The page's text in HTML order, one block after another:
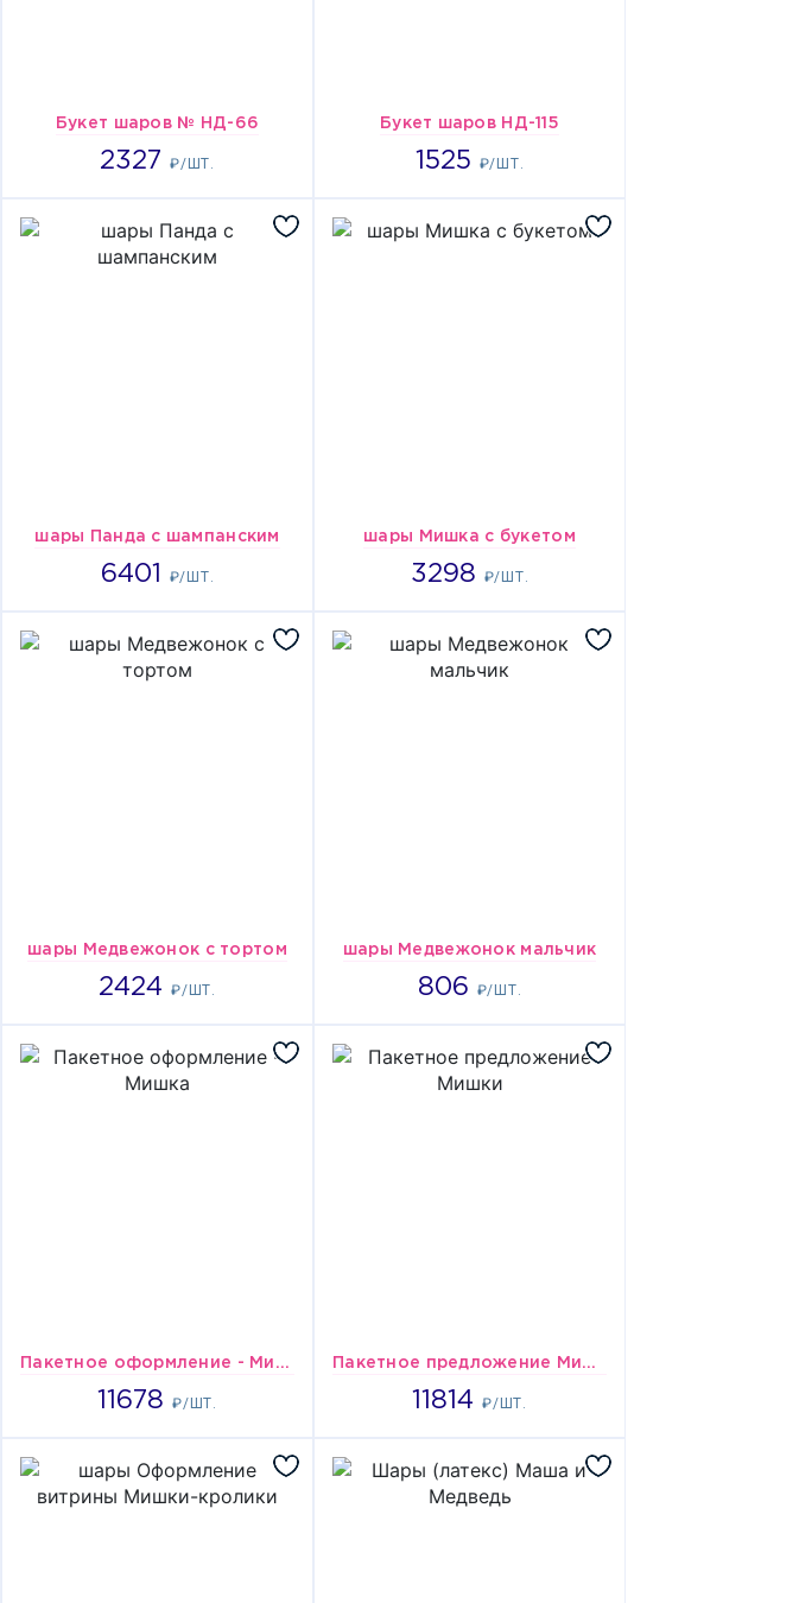
Букет шаров № НД-66
2327₽/ШТ.
2327 Букет шаров НД-115
1525 ₽/ШТ.
1525
шары Панда с шампанским
6401 ₽/ШТ.
6401 шары Мишка с букетом
3298 ₽/ШТ.
3298
шары Медвежонок с тортом
2424₽/ШТ.
2424 шары Медвежонок мальчик
806 ₽/ШТ.
806
Пакетное оформление - Мишка
11678₽/ШТ.
11678 Пакетное предложение Мишки
11814₽/ШТ.
11814